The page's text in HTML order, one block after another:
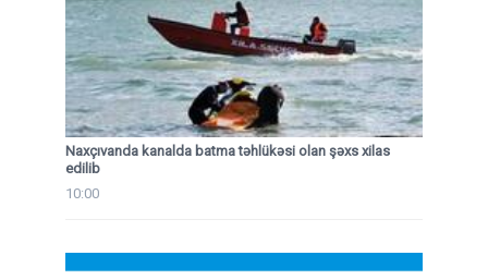
Naxçıvanda kanalda batma təhlükəsi olan şəxs xilas
edilib
10:00